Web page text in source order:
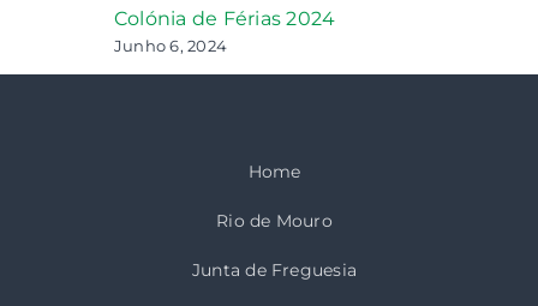
Colónia de Férias 2024
Junho 6, 2024
Home
Rio de Mouro
Junta de Freguesia